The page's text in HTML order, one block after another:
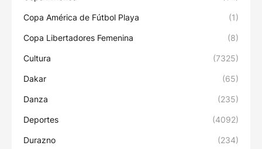
Copa América de Fútbol Playa (1)
Copa Libertadores Femenina (8)
Cultura (7325)
Dakar (65)
Danza (235)
Deportes (4092)
Durazno (234)